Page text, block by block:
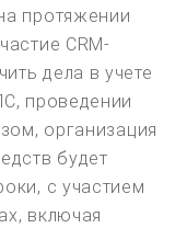
протяжении
CRM-
дела в учете
проведении
организация
будет
с участием
включая